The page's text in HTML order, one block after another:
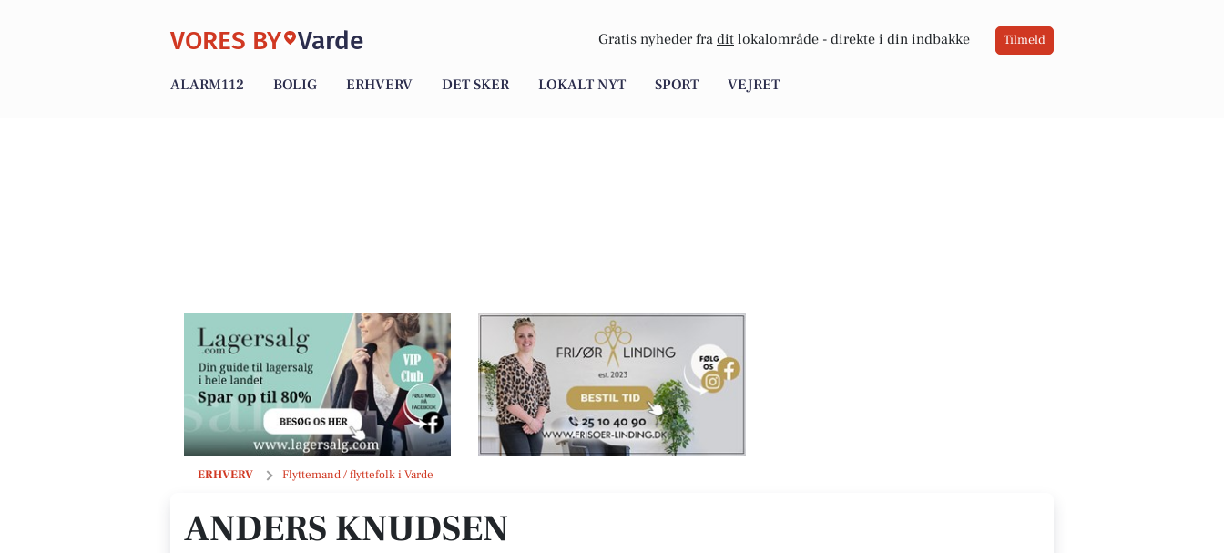
VORES BY Varde Gratis nyheder fra dit lokalområde - direkte i din indbakke Tilmeld
ALARM112 BOLIG ERHVERV DET SKER LOKALT NYT SPORT VEJRET
ERHVERV Flyttemand / flyttefolk i Varde
Anders Knudsen
ANDERS KNUDSEN